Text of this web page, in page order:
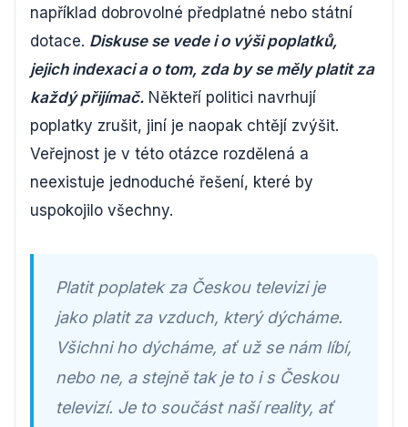
například dobrovolné předplatné nebo státní
dotace. Diskuse se vede i o výši poplatků,
jejich indexaci a o tom, zda by se měly platit za
každý přijímač. Někteří politici navrhují
poplatky zrušit, jiní je naopak chtějí zvýšit.
Veřejnost je v této otázce rozdělená a
neexistuje jednoduché řešení, které by
uspokojilo všechny.
Platit poplatek za Českou televizi je
jako platit za vzduch, který dýcháme.
Všichni ho dýcháme, ať už se nám líbí,
nebo ne, a stejně tak je to i s Českou
televizí. Je to součást naší reality, ať